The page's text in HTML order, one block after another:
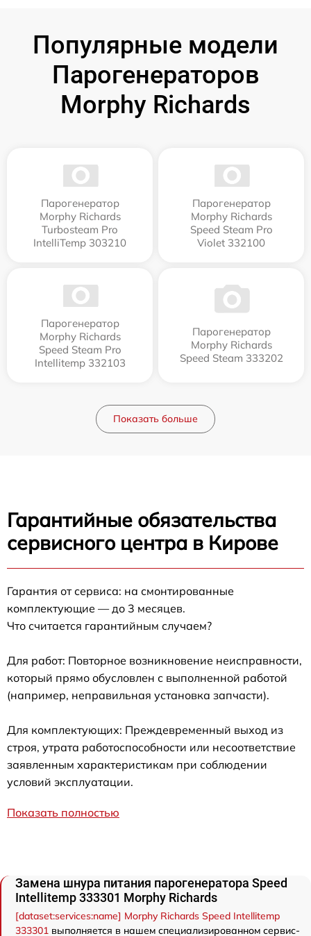
Популярные модели
Парогенераторов
Morphy Richards
Парогенератор
Morphy Richards
Turbosteam Pro
IntelliTemp 303210
Парогенератор
Morphy Richards
Speed Steam Pro
Violet 332100
Парогенератор
Morphy Richards
Speed Steam Pro
Intellitemp 332103
Парогенератор
Morphy Richards
Speed Steam 333202
Показать больше
Гарантийные обязательства
сервисного центра в Кирове
Гарантия от сервиса: на смонтированные
комплектующие — до 3 месяцев.
Что считается гарантийным случаем?
Для работ: Повторное возникновение неисправности,
который прямо обусловлен с выполненной работой
(например, неправильная установка запчасти).
Для комплектующих: Преждевременный выход из
строя, утрата работоспособности или несоответствие
заявленным характеристикам при соблюдении
условий эксплуатации.
Показать полностью
Замена шнура питания парогенератора Speed
Intellitemp 333301 Morphy Richards
[dataset:services:name] Morphy Richards Speed Intellitemp
333301 выполняется в нашем специализированном сервис-